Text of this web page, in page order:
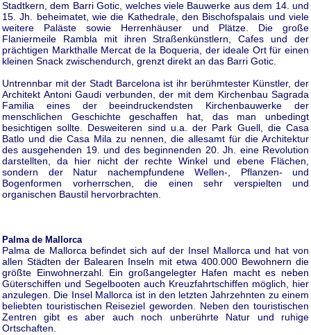
Stadtkern, dem Barri Gotic, welches viele Bauwerke aus dem 14. und
15. Jh. beheimatet, wie die Kathedrale, den Bischofspalais und viele
weitere Paläste sowie Herrenhäuser und Plätze. Die große
Flaniermeile Rambla mit ihren Straßenkünstlern, Cafes und der
prächtigen Markthalle Mercat de la Boqueria, der ideale Ort für einen
kleinen Snack zwischendurch, grenzt direkt an das Barri Gotic.
Untrennbar mit der Stadt Barcelona ist ihr berühmtester Künstler, der
Architekt Antoni Gaudi verbunden, der mit dem Kirchenbau Sagrada
Familia eines der beeindruckendsten Kirchenbauwerke der
menschlichen Geschichte geschaffen hat, das man unbedingt
besichtigen sollte. Desweiteren sind u.a. der Park Guell, die Casa
Batlo und die Casa Mila zu nennen, die allesamt für die Architektur
des ausgehenden 19. und des beginnenden 20. Jh. eine Revolution
darstellten, da hier nicht der rechte Winkel und ebene Flächen,
sondern der Natur nachempfundene Wellen-, Pflanzen- und
Bogenformen vorherrschen, die einen sehr verspielten und
organischen Baustil hervorbrachten.
Palma de Mallorca
Palma de Mallorca befindet sich auf der Insel Mallorca und hat von
allen Städten der Balearen Inseln mit etwa 400.000 Bewohnern die
größte Einwohnerzahl. Ein großangelegter Hafen macht es neben
Güterschiffen und Segelbooten auch Kreuzfahrtschiffen möglich, hier
anzulegen. Die Insel Mallorca ist in den letzten Jahrzehnten zu einem
beliebten touristischen Reiseziel geworden. Neben den touristischen
Zentren gibt es aber auch noch unberührte Natur und ruhige
Ortschaften.